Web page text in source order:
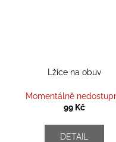
Lžíce na obuv
Momentálně
99 Kč
DETAIL